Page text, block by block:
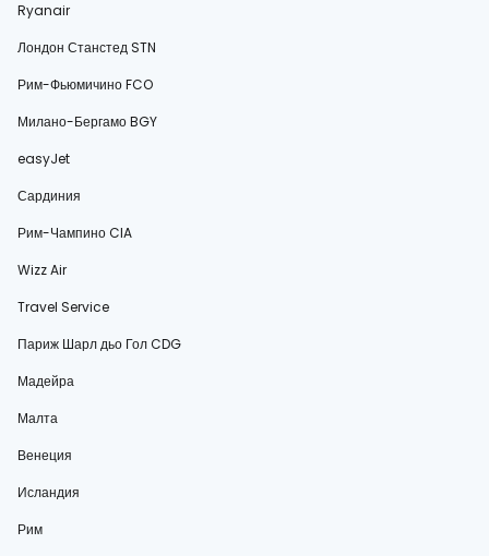
Ryanair
Лондон Станстед STN
Рим-Фьюмичино FCO
Милано-Бергамо BGY
easyJet
Сардиния
Рим-Чампино CIA
Wizz Air
Travel Service
Париж Шарл дьо Гол CDG
Мадейра
Малта
Венеция
Исландия
Рим